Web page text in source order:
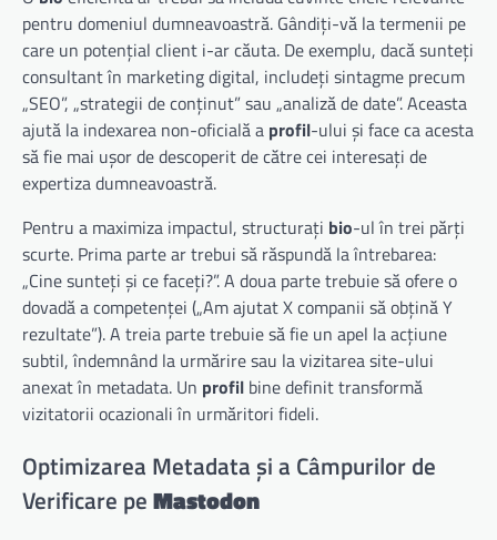
pentru domeniul dumneavoastră. Gândiți-vă la termenii pe
care un potențial client i-ar căuta. De exemplu, dacă sunteți
consultant în marketing digital, includeți sintagme precum
„SEO”, „strategii de conținut” sau „analiză de date”. Aceasta
ajută la indexarea non-oficială a profil-ului și face ca acesta
să fie mai ușor de descoperit de către cei interesați de
expertiza dumneavoastră.
Pentru a maximiza impactul, structurați bio-ul în trei părți
scurte. Prima parte ar trebui să răspundă la întrebarea:
„Cine sunteți și ce faceți?”. A doua parte trebuie să ofere o
dovadă a competenței („Am ajutat X companii să obțină Y
rezultate”). A treia parte trebuie să fie un apel la acțiune
subtil, îndemnând la urmărire sau la vizitarea site-ului
anexat în metadata. Un profil bine definit transformă
vizitatorii ocazionali în urmăritori fideli.
Optimizarea Metadata și a Câmpurilor de
Verificare peMastodon